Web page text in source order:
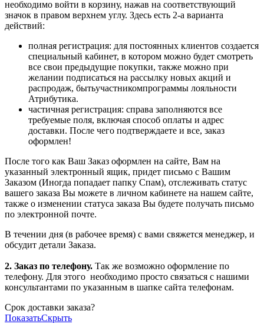
необходимо войти в корзину, нажав на соответствующий
значок в правом верхнем углу. Здесь есть 2-а варианта
действий:
полная регистрация: для постоянных клиентов создается
специальный кабинет, в котором можно будет смотреть
все свои предыдущие покупки, также можно при
желании подписаться на рассылку новых акций и
распродаж, бытьучастникомпрограммы лояльности
Атрибутика.
частичная регистрация: справа заполняются все
требуемые поля, включая способ оплаты и адрес
доставки. После чего подтверждаете и все, заказ
оформлен!
После того как Ваш Заказ оформлен на сайте, Вам на
указанный электронный ящик, придет письмо с Вашим
Заказом (Иногда попадает папку Спам), отслеживать статус
вашего заказа Вы можете в личном кабинете на нашем сайте,
также о изменении статуса заказа Вы будете получать письмо
по электронной почте.
В течении дня (в рабочее время) с вами свяжется менеджер, и
обсудит детали Заказа.
2. Заказ по телефону. Так же возможно оформление по
телефону. Для этого необходимо просто связаться с нашими
консультантами по указанным в шапке сайта телефонам.
Срок доставки заказа?
ПоказатьСкрыть